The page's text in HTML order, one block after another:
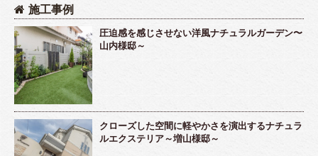
施工事例
圧迫感を感じさせない洋風ナチュラルガーデン〜
山内様邸～
クローズした空間に軽やかさを演出するナチュラ
ルエクステリア～増山様邸～